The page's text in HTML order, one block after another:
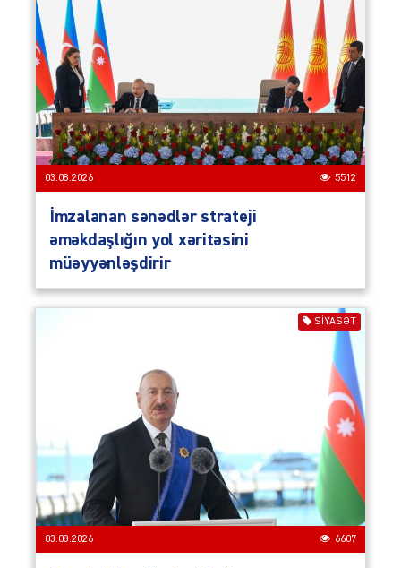
03.08.2026 5512
İmzalanan sənədlər strateji
əməkdaşlığın yol xəritəsini
müəyyənləşdirir
SIYASƏT
03.08.2026 6607